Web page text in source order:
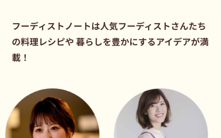
フーディストノートは人気フーディストさんたち
の料理レシピや暮らしを豊かにするアイデアが満
載！